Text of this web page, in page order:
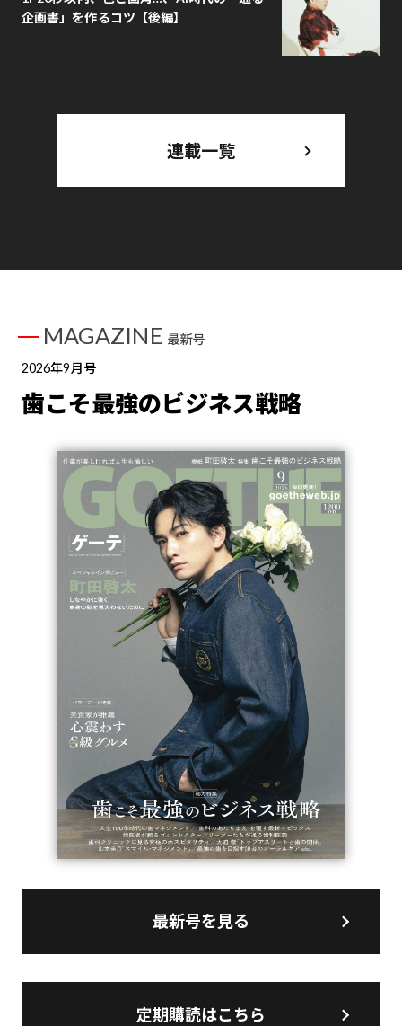
企画書」を作るコツ【後編】
連載一覧
MAGAZINE 最新号
2026年9月号
歯こそ最強のビジネス戦略
最新号を見る
定期購読はこちら